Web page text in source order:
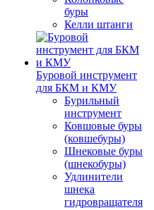
буры
Келли штанги
Буровой инструмент
для БКМ и КМУ
Бурильный
инструмент
Ковшовые буры
(ковшебуры)
Шнековые буры
(шнекобуры)
Удлинители
шнека
гидровращателя